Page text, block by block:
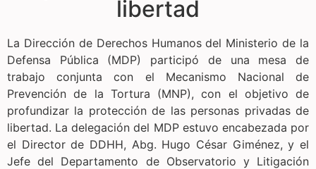
libertad
La Dirección de Derechos Humanos del Ministerio de la
Defensa Pública (MDP) participó de una mesa de
trabajo conjunta con el Mecanismo Nacional de
Prevención de la Tortura (MNP), con el objetivo de
profundizar la protección de las personas privadas de
libertad. La delegación del MDP estuvo encabezada por
el Director de DDHH, Abg. Hugo César Giménez, y el
Jefe del Departamento de Observatorio y Litigación